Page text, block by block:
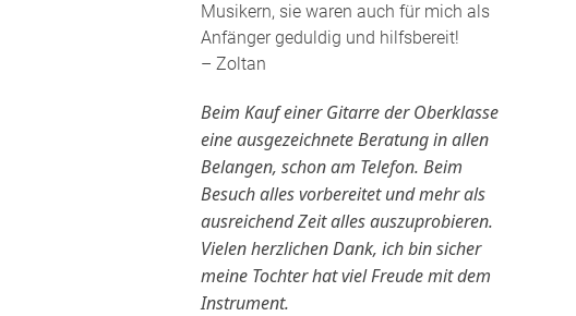
Musikern, sie waren auch für mich als
Anfänger geduldig und hilfsbereit!
– Zoltan
Beim Kauf einer Gitarre der Oberklasse
eine ausgezeichnete Beratung in allen
Belangen, schon am Telefon. Beim
Besuch alles vorbereitet und mehr als
ausreichend Zeit alles auszuprobieren.
Vielen herzlichen Dank, ich bin sicher
meine Tochter hat viel Freude mit dem
Instrument.